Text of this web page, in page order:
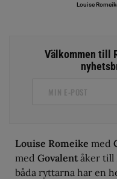
Louise
Välkommen till
Louise Romeike med
med Govalentåker till
båda ryttarna har en